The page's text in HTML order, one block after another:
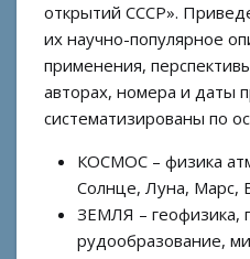
Вселенная
Сейсмология,
горное дело
Океанология и
открытий СССР».
их научно-популярное
применения,
авторах, номера и даты
систематизированы по
КОСМОС – физика
Солнце, Луна, Марс,
ЗЕМЛЯ – геофизика,
рудообразование,